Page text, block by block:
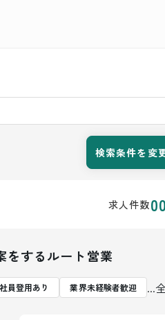
検索条件を変
求人件数
をするルート営業
社員登用あり 業界未経験者歓迎 ...